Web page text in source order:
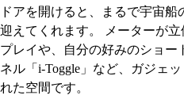
ドアを開けると、まるで宇宙船
迎えてくれます。 メーターが
プレイや、自分の好みのショ
ネル「i-Toggle」など、ガジェ
れた空間です。